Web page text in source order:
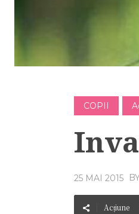
COPII
25 MAI 2015
Acțiune